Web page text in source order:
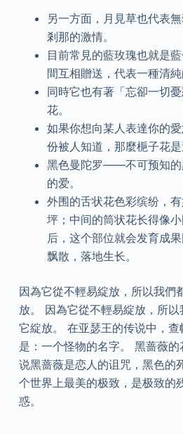
另一方面，月見草也代表
剎那的激情。
目前常見的藍玫瑰也就是
間互相贈送，代表一種清純
同時它也有著「忘卻一切
花。
如果你想向某人表達你的
份被人知道，那麼梔子花是
黑色曼陀罗——不可预知的
的爱。
外围的舌状花色彩缤纷，
坪；中间的筒状花长得像
后，这个部位就会发育成
飘散，落地生长。
因為它從不輕易綻放，所以我們
放。 因為它從不輕易綻放，所
它綻放。 在亚瑟王的传说中，
是：一个怪物的名字。 黑蔷薇
说黑蔷薇是恋人的诅咒，黑色的
个世界上最美的极致，是极致的
惑。